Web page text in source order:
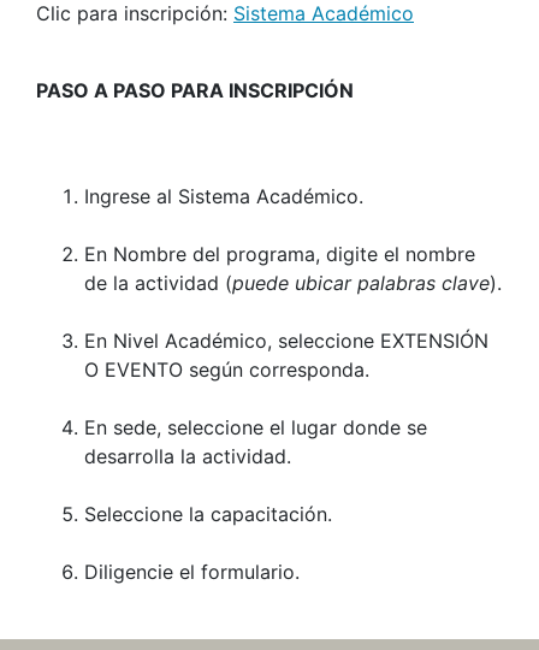
Clic para inscripción: Sistema Académico
PASO A PASO PARA INSCRIPCIÓN
Ingrese al Sistema Académico.
En Nombre del programa, digite el nombre
de la actividad (puede ubicar palabras clave).
En Nivel Académico, seleccione EXTENSIÓN
O EVENTO según corresponda.
En sede, seleccione el lugar donde se
desarrolla la actividad.
Seleccione la capacitación.
Diligencie el formulario.